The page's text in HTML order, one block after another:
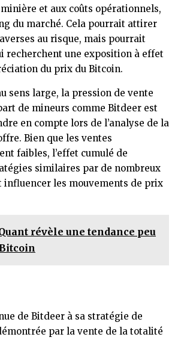
et aux coûts opérationnels,
du marché. Cela pourrait attirer
au risque, mais pourrait
recherchent une exposition à effet
du prix du Bitcoin.
sens large, la pression de vente
de mineurs comme Bitdeer est
en compte lors de l’analyse de la
Bien que les ventes
faibles, l’effet cumulé de
similaires par de nombreux
influencer les mouvements de prix
révèle une tendance peu
de Bitdeer à sa stratégie de
par la vente de la totalité